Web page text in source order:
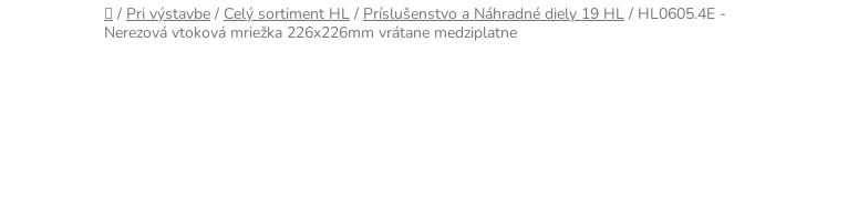
Domov
/ Pri výstavbe / Celý sortiment HL / Príslušenstvo a Náhradné diely 19 HL / HL0605.4E -
Nerezová vtoková mriežka 226x226mm vrátane medziplatne